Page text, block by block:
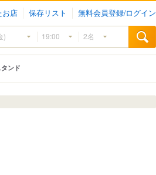
お店 保存リスト 無料会員登録/ログイン
ンド